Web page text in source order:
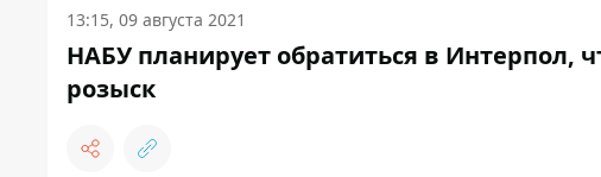
13:15, 09 августа 2021
НАБУ планирует обратиться в Интерпол,
розыск